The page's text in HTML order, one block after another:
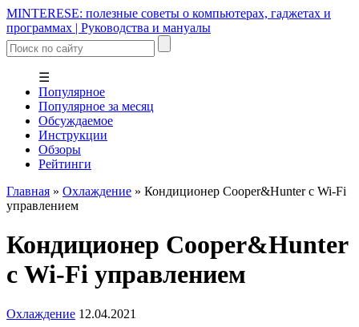
MINTERESE: полезные советы о компьютерах, гаджетах и
программах | Руководства и мануалы
☰
Популярное
Популярное за месяц
Обсуждаемое
Инструкции
Обзоры
Рейтинги
Главная » Охлаждение » Кондиционер Cooper&Hunter с Wi-Fi
управлением
Кондиционер Cooper&Hunter
с Wi-Fi управлением
Охлаждение 12.04.2021